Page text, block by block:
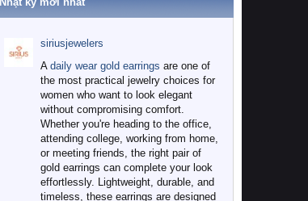
siriusjewelers
A daily wear gold earrings are one of
the most practical jewelry choices for
women who want to look elegant
without compromising comfort.
Whether you're heading to the office,
attending college, working from home,
or meeting friends, the right pair of
gold earrings can complete your look
effortlessly. Lightweight, durable, and
timeless, these earrings are designed